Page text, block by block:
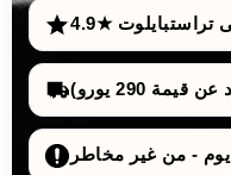
290 يورو)